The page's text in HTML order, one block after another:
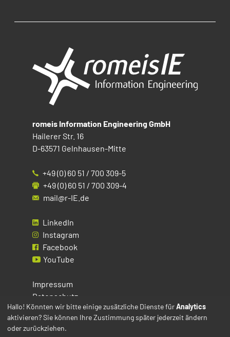
romeis Information Engineering GmbH
Hailerer Str. 16
D-63571 Gelnhausen-Mitte
+49 (0) 60 51 / 700 309-5
+49 (0) 60 51 / 700 309-4
mail@r-IE.de
LinkedIn
Instagram
Facebook
YouTube
Impressum
Datenschutz
Cookies
Hallo! Könnten wir bitte einige zusätzliche Dienste fürAnalytics
aktivieren? Sie können Ihre Zustimmung später jederzeit ändern
oder zurückziehen.